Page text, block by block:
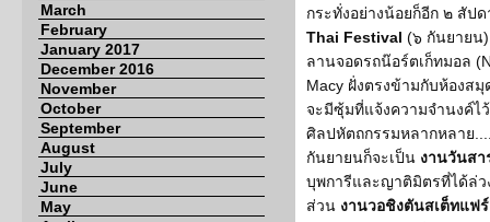
March
February
January 2017
December 2016
November
October
September
August
July
June
May
กระทั่งอย่างน้อยก็อีก ๒ สัป
Thai Festival (๖ กันยายน
ลานจอดรถน๊อร์ตเก็ทมอล
Macy ฝั่งตรงข้ามกับห้องส
จะมีซุ้มที่แจ้งความจำนงค์
ศิลปหัตถกรรมหลากหลาย
กันยายนก็จะเป็น งานวันสา
บุพการีและญาติมิตรที่ได้ล่ว
ส่วน งานวอชิงตันสเต็ทแฟร์